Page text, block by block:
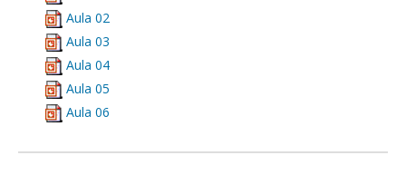
Aula 02
Aula 03
Aula 04
Aula 05
Aula 06